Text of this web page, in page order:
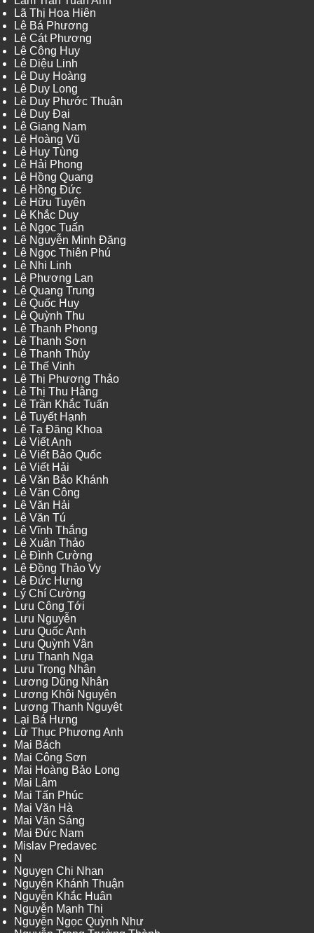
Lã Thị Hoa Hiên
Lê Bá Phương
Lê Cát Phương
Lê Công Huy
Lê Diệu Linh
Lê Duy Hoàng
Lê Duy Long
Lê Duy Phước Thuận
Lê Duy Đại
Lê Giang Nam
Lê Hoàng Vũ
Lê Huy Tùng
Lê Hải Phong
Lê Hồng Quang
Lê Hồng Đức
Lê Hữu Tuyên
Lê Khắc Duy
Lê Ngọc Tuấn
Lê Nguyễn Minh Đăng
Lê Ngọc Thiên Phú
Lê Nhi Linh
Lê Phương Lan
Lê Quang Trung
Lê Quốc Huy
Lê Quỳnh Thu
Lê Thanh Phong
Lê Thanh Sơn
Lê Thanh Thủy
Lê Thế Vinh
Lê Thị Phương Thảo
Lê Thị Thu Hằng
Lê Trần Khắc Tuấn
Lê Tuyết Hạnh
Lê Tạ Đăng Khoa
Lê Viết Anh
Lê Viết Bảo Quốc
Lê Viết Hải
Lê Văn Bảo Khánh
Lê Văn Công
Lê Văn Hải
Lê Văn Tú
Lê Vĩnh Thắng
Lê Xuân Thảo
Lê Đình Cường
Lê Đồng Thảo Vy
Lê Đức Hưng
Lý Chí Cường
Lưu Công Tới
Lưu Nguyễn
Lưu Quốc Anh
Lưu Quỳnh Vân
Lưu Thanh Nga
Lưu Trọng Nhân
Lương Dũng Nhân
Lương Khôi Nguyên
Lương Thanh Nguyệt
Lại Bá Hưng
Lữ Thục Phương Anh
Mai Bách
Mai Công Sơn
Mai Hoàng Bảo Long
Mai Lâm
Mai Tấn Phúc
Mai Văn Hà
Mai Văn Sáng
Mai Đức Nam
Mislav Predavec
N
Nguyen Chi Nhan
Nguyễn Khánh Thuận
Nguyễn Khắc Huân
Nguyễn Mạnh Thi
Nguyễn Ngọc Quỳnh Như